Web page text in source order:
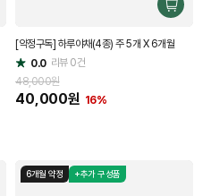
구
하
[약정구독] 하루야채(4종) 주 5개 X 6개월
별
점
0.0 리뷰0건
48,000원
40,000원 16%
6개월 약정 +추가 구성품